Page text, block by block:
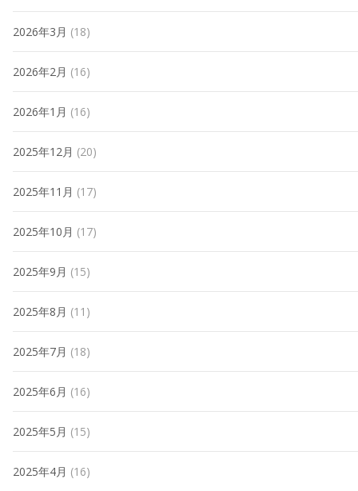
2026年3月 (18)
2026年2月 (16)
2026年1月 (16)
2025年12月 (20)
2025年11月 (17)
2025年10月 (17)
2025年9月 (15)
2025年8月 (11)
2025年7月 (18)
2025年6月 (16)
2025年5月 (15)
2025年4月 (16)